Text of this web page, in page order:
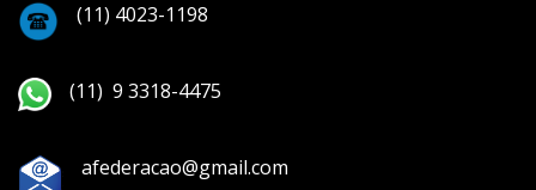
(11) 4023-1198
(11) 9 3318-4475
afederacao@gmail.com